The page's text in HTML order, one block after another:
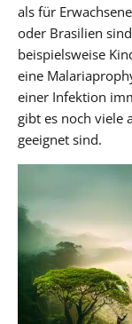
als für
oder Brasilien
beispielsweise
eine
einer Infektion
gibt es noch viele
geeignet sind.